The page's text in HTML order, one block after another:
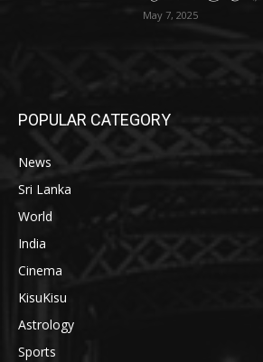
May 7, 2025
POPULAR CATEGORY
News
Sri Lanka
World
India
Cinema
KisuKisu
Astrology
Sports